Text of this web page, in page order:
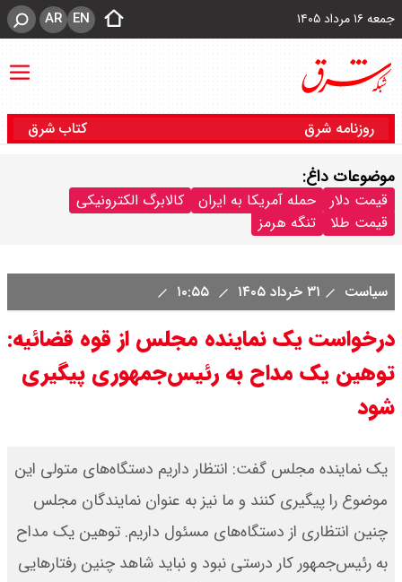
جمعه ۱۶ مرداد ۱۴۰۵ EN
AR
روزنامه شرق کتاب شرق
موضوعات داغ:
قیمت دلار حمله آمریکا به ایران
کالابرگ الکترونیکی
قیمت طلا
تنگه هرمز
سیاست ۳۱ خرداد ۱۴۰۵
درخواست یک نماینده مجلس از قوه قضائیه:
توهین یک مداح به رئیس‌جمهوری پیگیری
شود
یک نماینده مجلس گفت: انتظار داریم دستگاه‌های متولی این
موضوع را پیگیری کنند و ما نیز به عنوان نمایندگان مجلس
چنین انتظاری از دستگاه‌های مسئول داریم. توهین یک مداح
به رئیس‌جمهور کار درستی نبود و نباید شاهد چنین رفتارهایی